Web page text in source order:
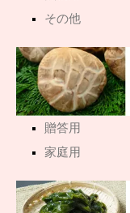
その他
贈答用
家庭用